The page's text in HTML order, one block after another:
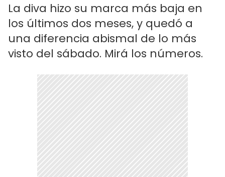
La diva hizo su marca más baja en
los últimos dos meses, y quedó a
una diferencia abismal de lo más
visto del sábado. Mirá los números.